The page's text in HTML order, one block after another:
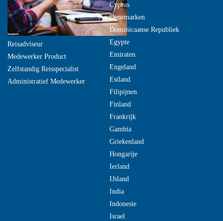
Reisadviseur
Medewerker Product
Zelfstandig Reisspecialist
Administratief Medewerker
Cyprus
Denemarken
Dominicaanse Republiek
Egypte
Emiraten
Engeland
Estland
Filipijnen
Finland
Frankrijk
Gambia
Griekenland
Hongarije
Ierland
IJsland
India
Indonesie
Israel